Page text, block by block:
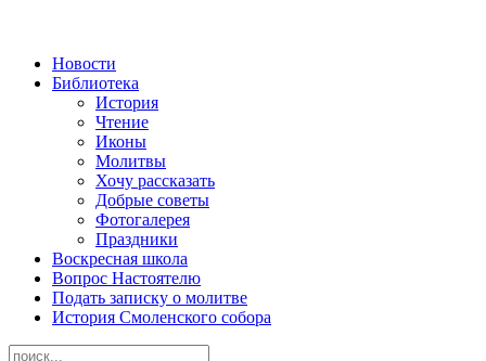
Новости
Библиотека
История
Чтение
Иконы
Молитвы
Хочу рассказать
Добрые советы
Фотогалерея
Праздники
Воскресная школа
Вопрос Настоятелю
Подать записку о молитве
История Смоленского собора